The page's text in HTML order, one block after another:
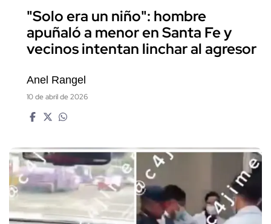
"Solo era un niño": hombre
apuñaló a menor en Santa Fe y
vecinos intentan linchar al agresor
Anel Rangel
10 de abril de 2026